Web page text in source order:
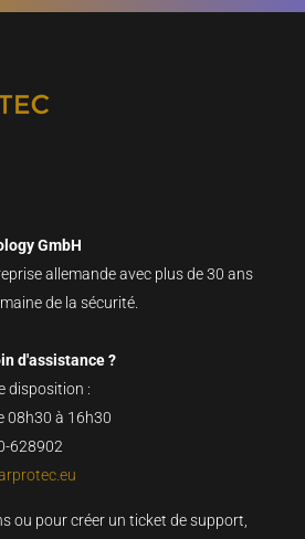
GmbH
allemande avec plus de 30 ans
de la sécurité.
d'assistance ?
disposition :
08h30 à 16h30
628902
ou pour créer un ticket de support,